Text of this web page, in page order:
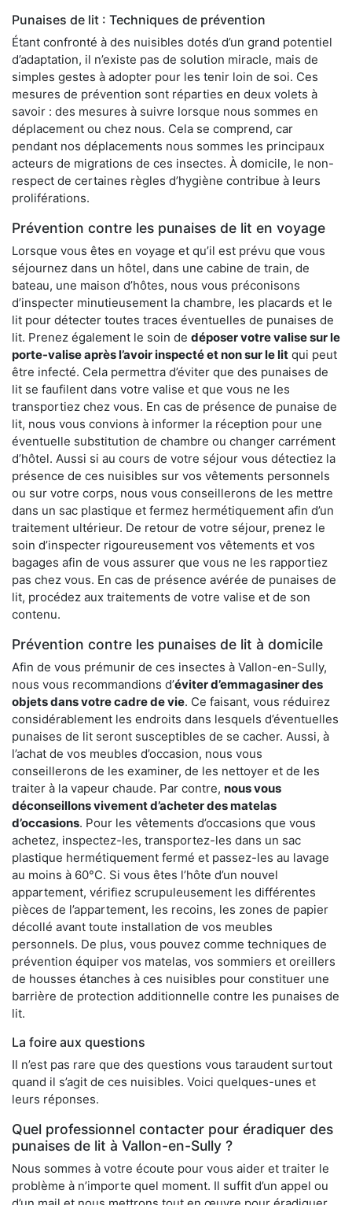
Punaises de lit : Techniques de prévention
Étant confronté à des nuisibles dotés d’un grand potentiel
d’adaptation, il n’existe pas de solution miracle, mais de
simples gestes à adopter pour les tenir loin de soi. Ces
mesures de prévention sont réparties en deux volets à
savoir : des mesures à suivre lorsque nous sommes en
déplacement ou chez nous. Cela se comprend, car
pendant nos déplacements nous sommes les principaux
acteurs de migrations de ces insectes. À domicile, le non-
respect de certaines règles d’hygiène contribue à leurs
proliférations.
Prévention contre les punaises de lit en voyage
Lorsque vous êtes en voyage et qu’il est prévu que vous
séjournez dans un hôtel, dans une cabine de train, de
bateau, une maison d’hôtes, nous vous préconisons
d’inspecter minutieusement la chambre, les placards et le
lit pour détecter toutes traces éventuelles de punaises de
lit. Prenez également le soin de déposer votre valise sur le
porte-valise après l’avoir inspecté et non sur le lit qui peut
être infecté. Cela permettra d’éviter que des punaises de
lit se faufilent dans votre valise et que vous ne les
transportiez chez vous. En cas de présence de punaise de
lit, nous vous convions à informer la réception pour une
éventuelle substitution de chambre ou changer carrément
d’hôtel. Aussi si au cours de votre séjour vous détectiez la
présence de ces nuisibles sur vos vêtements personnels
ou sur votre corps, nous vous conseillerons de les mettre
dans un sac plastique et fermez hermétiquement afin d’un
traitement ultérieur. De retour de votre séjour, prenez le
soin d’inspecter rigoureusement vos vêtements et vos
bagages afin de vous assurer que vous ne les rapportiez
pas chez vous. En cas de présence avérée de punaises de
lit, procédez aux traitements de votre valise et de son
contenu.
Prévention contre les punaises de lit à domicile
Afin de vous prémunir de ces insectes à Vallon-en-Sully,
nous vous recommandions d’éviter d’emmagasiner des
objets dans votre cadre de vie. Ce faisant, vous réduirez
considérablement les endroits dans lesquels d’éventuelles
punaises de lit seront susceptibles de se cacher. Aussi, à
l’achat de vos meubles d’occasion, nous vous
conseillerons de les examiner, de les nettoyer et de les
traiter à la vapeur chaude. Par contre, nous vous
déconseillons vivement d’acheter des matelas
d’occasions. Pour les vêtements d’occasions que vous
achetez, inspectez-les, transportez-les dans un sac
plastique hermétiquement fermé et passez-les au lavage
au moins à 60°C. Si vous êtes l’hôte d’un nouvel
appartement, vérifiez scrupuleusement les différentes
pièces de l’appartement, les recoins, les zones de papier
décollé avant toute installation de vos meubles
personnels. De plus, vous pouvez comme techniques de
prévention équiper vos matelas, vos sommiers et oreillers
de housses étanches à ces nuisibles pour constituer une
barrière de protection additionnelle contre les punaises de
lit.
La foire aux questions
Il n’est pas rare que des questions vous taraudent surtout
quand il s’agit de ces nuisibles. Voici quelques-unes et
leurs réponses.
Quel professionnel contacter pour éradiquer des
punaises de lit à Vallon-en-Sully ?
Nous sommes à votre écoute pour vous aider et traiter le
problème à n’importe quel moment. Il suffit d’un appel ou